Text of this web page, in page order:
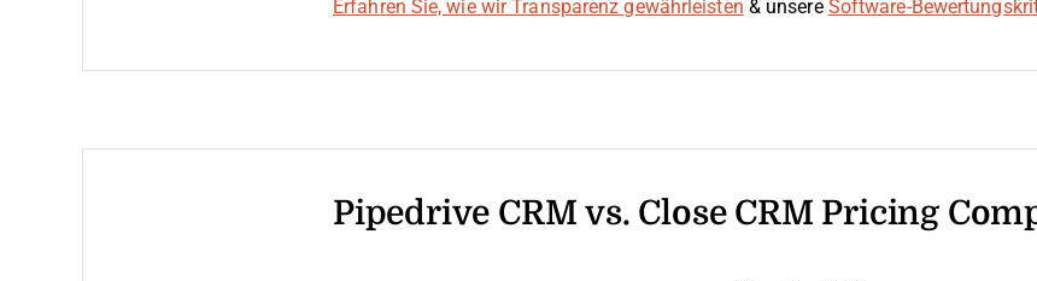
Erfahren Sie, wie wir Transparenz gewährleisten & unsere Software-
Pipedrive CRM vs. Close CRM Pricing